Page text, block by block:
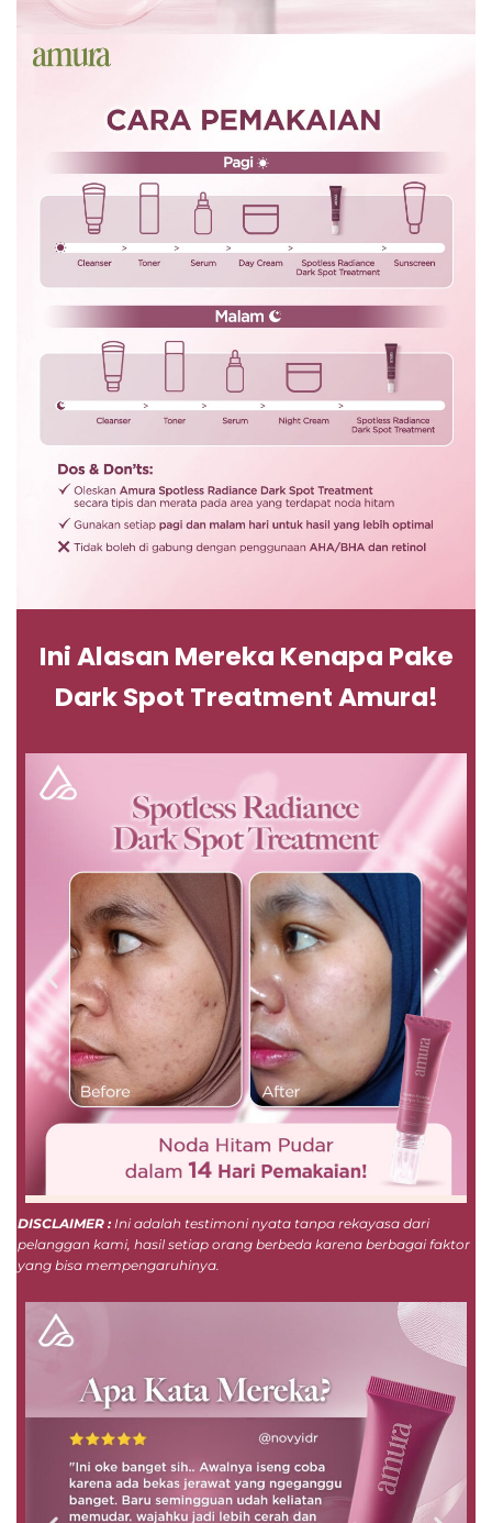
Ini Alasan Mereka Kenapa Pake
Dark Spot Treatment Amura!
DISCLAIMER : Ini adalah testimoni nyata tanpa rekayasa dari
pelanggan kami, hasil setiap orang berbeda karena berbagai faktor
yang bisa mempengaruhinya.